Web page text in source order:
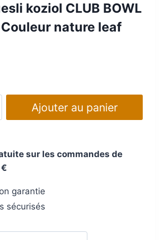
koziol CLUB BOWL
nature leaf
Ajouter au panier
sur les commandes de
garantie
sécurisés